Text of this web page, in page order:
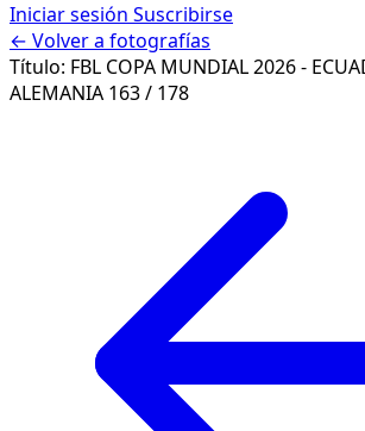
Iniciar sesión Suscribirse
← Volver a fotografías
Título: FBL COPA MUNDIAL 2026 -
ALEMANIA 163 / 178